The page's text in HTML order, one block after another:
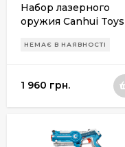
Набор лазерного
оружия Canhui Toys
BB8803F (2
НЕМАЄ В НАЯВНОСТІ
1 960 грн.